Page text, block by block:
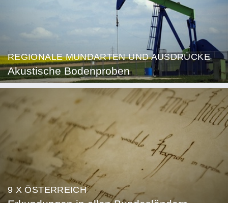
REGIONALE MUNDARTEN UND AUSDRÜCKE
Akustische Bodenproben
9 X ÖSTERREICH